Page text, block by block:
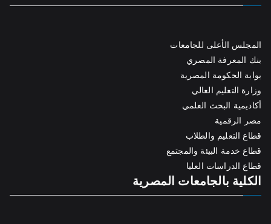
المجلس الأعلى للجامعات
بنك المعرفة المصري
بوابة الحكومة المصرية
وزارة التعليم العالي
أكاديمية البحث العلمي
مصر الرقمية
قطاع التعليم والطلاب
قطاع خدمة البيئة والمجتمع
قطاع الدراسات العليا
الكلية بالجامعات المصرية